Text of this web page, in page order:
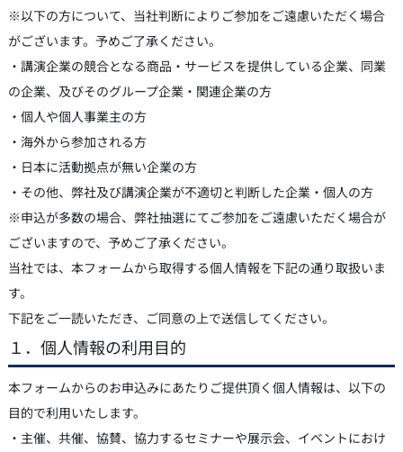
※以下の方について、当社判断によりご参加をご遠慮いただく場合
がございます。予めご了承ください。
・講演企業の競合となる商品・サービスを提供している企業、同業
の企業、及びそのグループ企業・関連企業の方
・個人や個人事業主の方
・海外から参加される方
・日本に活動拠点が無い企業の方
・その他、弊社及び講演企業が不適切と判断した企業・個人の方
※申込が多数の場合、弊社抽選にてご参加をご遠慮いただく場合が
ございますので、予めご了承ください。
当社では、本フォームから取得する個人情報を下記の通り取扱いま
す。
下記をご一読いただき、ご同意の上で送信してください。
１．個人情報の利用目的
本フォームからのお申込みにあたりご提供頂く個人情報は、以下の
目的で利用いたします。
・主催、共催、協賛、協力するセミナーや展示会、イベントにおけ